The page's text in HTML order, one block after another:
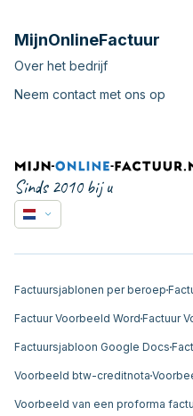
MijnOnlineFactuur
Over het bedrijf
Neem contact met ons op
Sinds 2010 bij u
Factuursjablonen per beroep
Factuur Voorbeeld Word Factuur
Factuursjabloon Google Docs
Voorbeeld btw-creditnota
Voorbeeld van een proforma